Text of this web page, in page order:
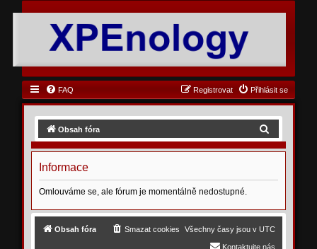
FAQ Přihlásit se
Registrovat
Obsah fóra
d
t
Informace
Omlouváme se, ale fórum je momentálně nedostupné.
Obsah fóra Všechny časy jsou v UTC
Smazat cookies
Kontaktujte nás